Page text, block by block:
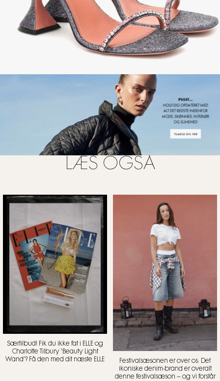
FOTO: PR
LÆS OGSÅ
Særtilbud! Fik du ikke fat i ELLE og
Charlotte Tilbury ‘Beauty Light
Wand’? Få den med dit næste ELLE
Festivalsæsonen er over os: Det
ikoniske denim-brand er overalt
denne festivalsæson – og vi forstår